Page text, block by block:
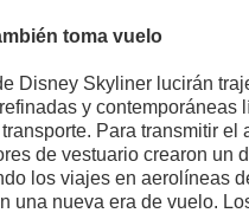
toma vuelo
Disney Skyliner lucirán
y contemporáneas
Para transmitir el
de vestuario crearon un
los viajes en aerolíneas
una nueva era de vuelo.